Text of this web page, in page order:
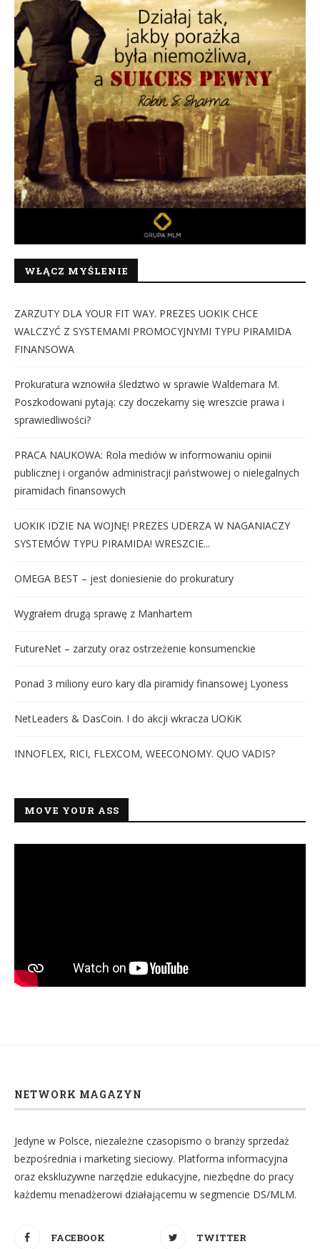
WŁĄCZ MYŚLENIE
ZARZUTY DLA YOUR FIT WAY. PREZES UOKIK CHCE
WALCZYĆ Z SYSTEMAMI PROMOCYJNYMI TYPU PIRAMIDA
FINANSOWA
Prokuratura wznowiła śledztwo w sprawie Waldemara M.
Poszkodowani pytają: czy doczekamy się wreszcie prawa i
sprawiedliwości?
PRACA NAUKOWA: Rola mediów w informowaniu opinii
publicznej i organów administracji państwowej o nielegalnych
piramidach finansowych
UOKIK IDZIE NA WOJNĘ! PREZES UDERZA W NAGANIACZY
SYSTEMÓW TYPU PIRAMIDA! WRESZCIE...
OMEGA BEST – jest doniesienie do prokuratury
Wygrałem drugą sprawę z Manhartem
FutureNet – zarzuty oraz ostrzeżenie konsumenckie
Ponad 3 miliony euro kary dla piramidy finansowej Lyoness
NetLeaders & DasCoin. I do akcji wkracza UOKiK
INNOFLEX, RICI, FLEXCOM, WEECONOMY. QUO VADIS?
MOVE YOUR ASS
NETWORK MAGAZYN
Jedyne w Polsce, niezależne czasopismo o branży sprzedaż
bezpośrednia i marketing sieciowy. Platforma informacyjna
oraz ekskluzywne narzędzie edukacyjne, niezbędne do pracy
każdemu menadżerowi działającemu w segmencie DS/MLM.
FACEBOOK TWITTER